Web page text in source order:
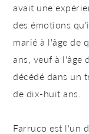
avait une
des émotions
marié à l'âge de
ans, veuf à l'âge
décédé dans un
de dix-huit ans.
Farruco est l'un